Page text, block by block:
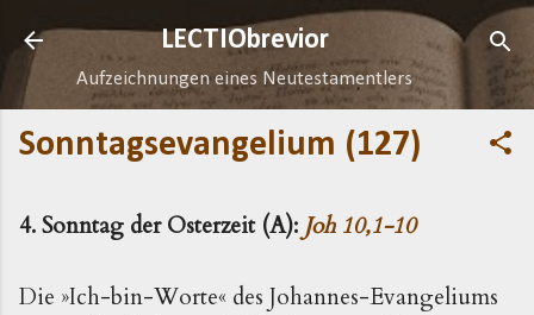
Direkt zum Hauptbereich
LECTIObrevior
Aufzeichnungen eines Neutestamentlers
Sonntagsevangelium (127)
4. Sonntag der Osterzeit (A): Joh 10,1-10
Die »Ich-bin-Worte« des Johannes-Evangeliums